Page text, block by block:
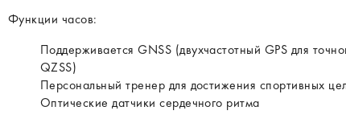
Функции часов:
Поддерживается GNSS (двухчастотный GPS для
QZSS)
Персональный тренер для достижения спортивных
Оптические датчики сердечного ритма